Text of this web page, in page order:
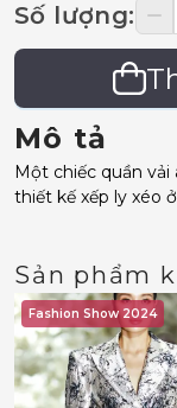
Số lượng:
Mô tả
Một chiếc quần
thiết kế xếp ly xéo
Sản phẩm
Fashion Show 2024